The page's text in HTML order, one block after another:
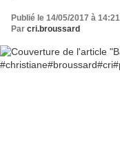
Publié le 14/05/2017 à 14:21
Par cri.broussard